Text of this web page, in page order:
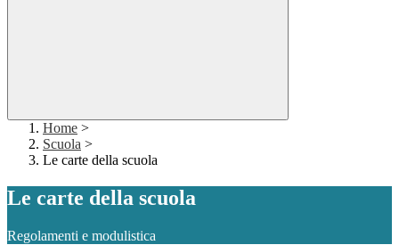
Home >
Scuola >
Le carte della scuola
Le carte della scuola
Regolamenti e modulistica